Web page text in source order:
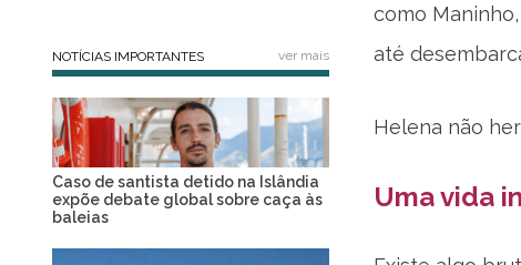
como
até
Helena não
Uma vida
NOTÍCIAS IMPORTANTES ver mais
Caso de santista detido na Islândia
expõe debate global sobre caça às
baleias